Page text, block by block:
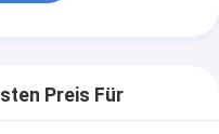
Preis Für